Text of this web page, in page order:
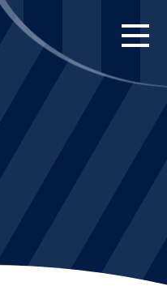
PÅ